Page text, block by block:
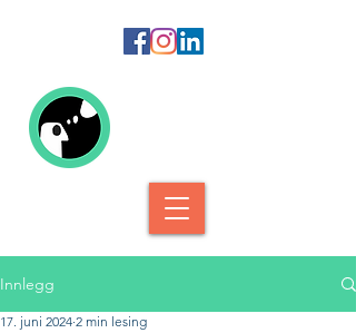
Innlegg
17. juni 2024 2 min lesing